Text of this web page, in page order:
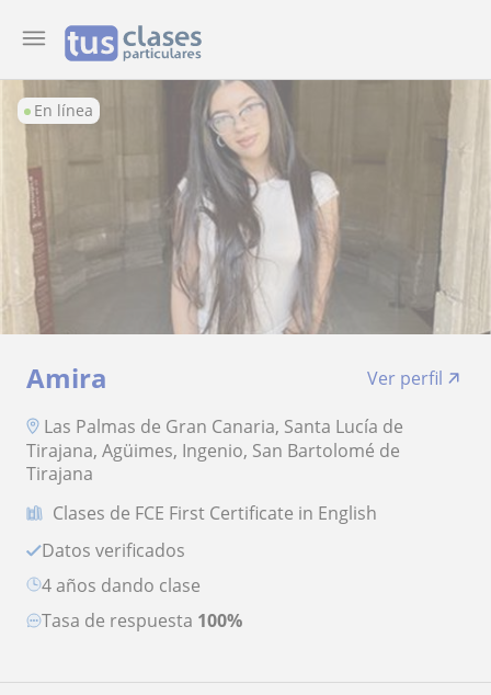
En línea
Amira
Ver perfil
Las Palmas de Gran Canaria, Santa Lucía de
Tirajana, Agüimes, Ingenio, San Bartolomé de
Tirajana
Clases de FCE First Certificate in English
Datos verificados
4 años dando clase
Tasa de respuesta 100%